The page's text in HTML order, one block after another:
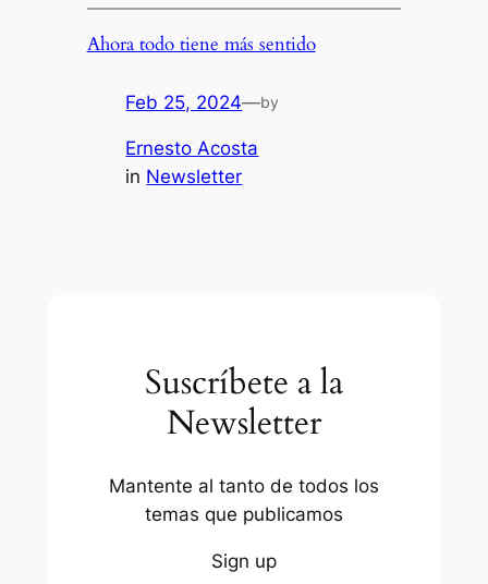
Ahora todo tiene más sentido
Feb 25, 2024—by
Ernesto Acosta
in Newsletter
Suscríbete a la
Newsletter
Mantente al tanto de todos los
temas que publicamos
Sign up